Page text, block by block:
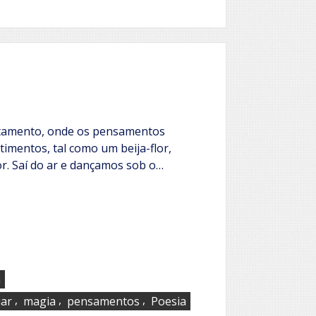
onde os pensamentos
tal como um beija-flor,
Saí do ar e dançamos sob o…
, magia , pensamentos , Poesia